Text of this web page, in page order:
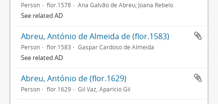
Person flor.1578 Ana Galvão de Abreu; Joana Rebelo
See related AD
Abreu, António de Almeida de (flor.1583)
Person flor.1583 Gaspar Cardoso de Almeida
See related AD
Abreu, António de (flor.1629)
Person flor.1629 Gil Vaz, Aparício Gil